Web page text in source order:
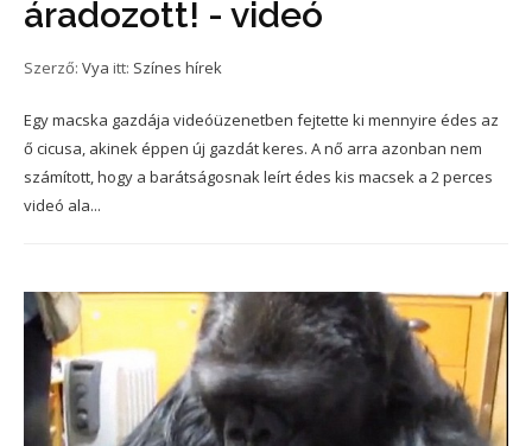
áradozott! - videó
Szerző: Vya itt: Színes hírek
Egy macska gazdája videóüzenetben fejtette ki mennyire édes az
ő cicusa, akinek éppen új gazdát keres. A nő arra azonban nem
számított, hogy a barátságosnak leírt édes kis macsek a 2 perces
videó ala...